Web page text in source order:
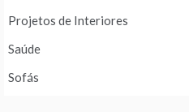
Projetos de Interiores
Saúde
Sofás